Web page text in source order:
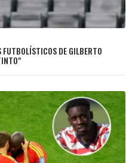
FUTBOLÍSTICOS DE GILBERTO